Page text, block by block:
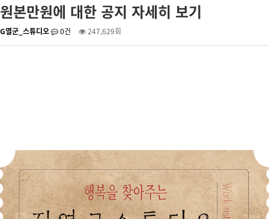
원본만원에 대한 공지 자세히 보기
G열군_스튜디오 0건 247,629회